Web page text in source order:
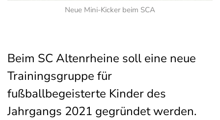
Neue Mini-Kicker beim SCA
Beim SC Altenrheine soll eine neue
Trainingsgruppe für
fußballbegeisterte Kinder des
Jahrgangs 2021 gegründet werden.